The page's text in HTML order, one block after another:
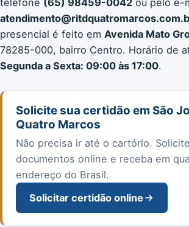
presencial é feito em Avenida Mato
78285-000, bairro Centro. Horário de
Segunda a Sexta: 09:00 às 17:00.
Solicite sua certidão em São
Quatro Marcos
Não precisa ir até o cartório.
documentos online e receba em
endereço do Brasil.
Solicitar certidão online